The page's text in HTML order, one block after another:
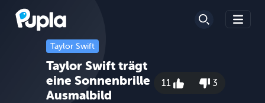
Taylor Swift
Taylor Swift trägt
eine Sonnenbrille
Ausmalbild
11 3